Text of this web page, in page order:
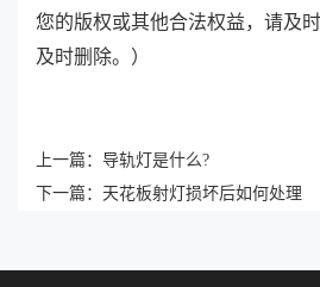
您的版权或其他合法权益，请及
及时删除。）
上一篇： 导轨灯是什么?
下一篇： 天花板射灯损坏后如何处理